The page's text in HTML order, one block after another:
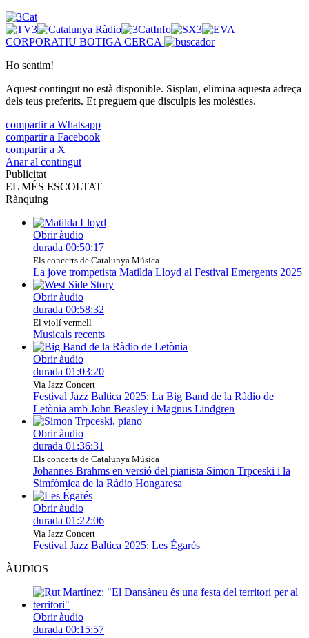
CORPORATIU BOTIGA CERCA
Ho sentim!
Aquest contingut no està disponible. Sisplau, elimina aquesta adreça
dels teus preferits. Et preguem que disculpis les molèsties.
compartir a Whatsapp
compartir a Facebook
compartir a X
Anar al contingut
Publicitat
EL MÉS ESCOLTAT
Rànquing
Obrir àudio
durada 00:50:17
Els concerts de Catalunya Música
La jove trompetista Matilda Lloyd al Festival Emergents 2025
Obrir àudio
durada 00:58:32
El violí vermell
Musicals recents
Obrir àudio
durada 01:03:20
Via Jazz Concert
Festival Jazz Baltica 2025: La Big Band de la Ràdio de
Letònia amb John Beasley i Magnus Lindgren
Obrir àudio
durada 01:36:31
Els concerts de Catalunya Música
Johannes Brahms en versió del pianista Simon Trpceski i la
Simfòmica de la Ràdio Hongaresa
Obrir àudio
durada 01:22:06
Via Jazz Concert
Festival Jazz Baltica 2025: Les Égarés
ÀUDIOS
Obrir àudio
durada 00:15:57